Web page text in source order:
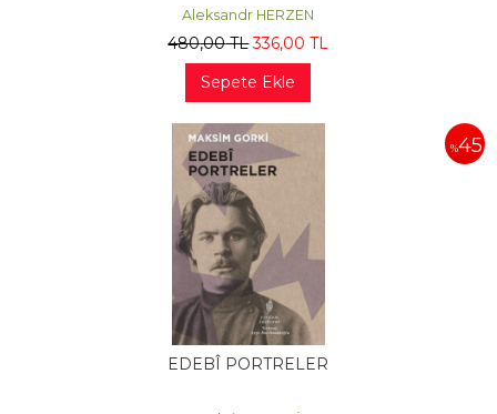
Aleksandr HERZEN
480,00TL 336,00 TL
Sepete Ekle
%45
EDEBÎ PORTRELER